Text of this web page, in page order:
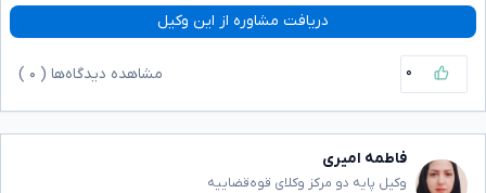
دریافت مشاوره از این وکیل
۰ مشاهده دیدگاه‌ها ( ۰
فاطمه امیری
وکیل پایه دو مرکز وکلای قوه‌قضاییه